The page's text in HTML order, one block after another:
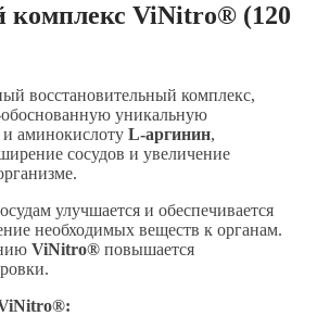
комплекс ViNitro® (120
восстановительный комплекс,
уникальную
и аминокислоту L-аргинин,
сосудов и увеличение
улучшается и обеспечивается
необходимых веществ к органам.
ViNitro® повышается